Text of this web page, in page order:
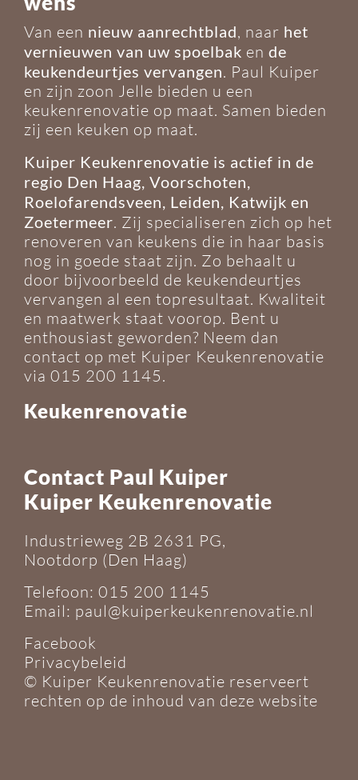
Van een nieuw aanrechtblad, naar het
vernieuwen van uw spoelbak en de
keukendeurtjes vervangen. Paul Kuiper
en zijn zoon Jelle bieden u een
keukenrenovatie op maat. Samen bieden
zij een keuken op maat.
Kuiper Keukenrenovatie is actief in de
regio Den Haag, Voorschoten,
Roelofarendsveen, Leiden, Katwijk en
Zoetermeer. Zij specialiseren zich op het
renoveren van keukens die in haar basis
nog in goede staat zijn. Zo behaalt u
door bijvoorbeeld de keukendeurtjes
vervangen al een topresultaat. Kwaliteit
en maatwerk staat voorop. Bent u
enthousiast geworden? Neem dan
contact op met Kuiper Keukenrenovatie
via 015 200 1145.
Keukenrenovatie
Contact Paul Kuiper
Kuiper Keukenrenovatie
Industrieweg 2B 2631 PG,
Nootdorp (Den Haag)
Telefoon: 015 200 1145
Email: paul@kuiperkeukenrenovatie.nl
Facebook
Privacybeleid
© Kuiper Keukenrenovatie reserveert
rechten op de inhoud van deze website